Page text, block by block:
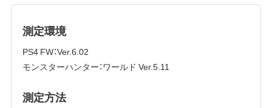
測定環境
PS4 FW：Ver.6.02
モンスターハンター：ワールド Ver.5.11
測定方法